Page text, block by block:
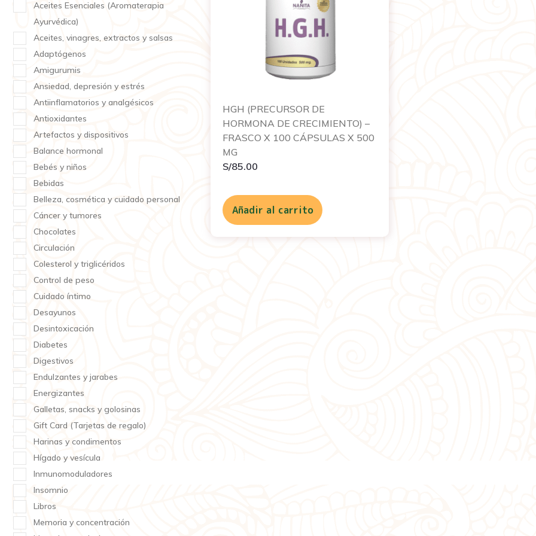
Aceites Esenciales (Aromaterapia
Ayurvédica)
Aceites, vinagres, extractos y salsas
Adaptógenos
Amigurumis
Ansiedad, depresión y estrés
Antiinflamatorios y analgésicos
Antioxidantes
Artefactos y dispositivos
Balance hormonal
Bebés y niños
Bebidas
Belleza, cosmética y cuidado personal
Cáncer y tumores
Chocolates
Circulación
Colesterol y triglicéridos
Control de peso
Cuidado íntimo
Desayunos
Desintoxicación
Diabetes
Digestivos
Endulzantes y jarabes
Energizantes
Galletas, snacks y golosinas
Gift Card (Tarjetas de regalo)
Harinas y condimentos
Hígado y vesícula
Inmunomoduladores
Insomnio
Libros
Memoria y concentración
HGH (PRECURSOR DE
HORMONA DE CRECIMIENTO) –
FRASCO X 100 CÁPSULAS X 500
MG
S/85.00
Añadir al carrito